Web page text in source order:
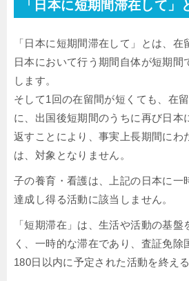
「日本に短期間滞在して」
「日本に短期間滞在して」とは、
日本において行う期間自体が短期間
します。
そして1回の在留間が短くても、在
に、出国後短期間のうちに再び日本
返すことにより、事実上長期間にわ
は、対象となりません。
子の養育・看護は、上記の日本に一
達成し得る活動に該当しません。
「短期滞在」は、生活や活動の基
く、一時的な滞在であり、査証免除
180日以内に予定された活動を終え